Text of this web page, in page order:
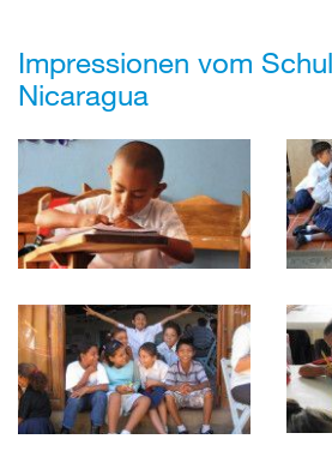
Impressionen vom
Nicaragua